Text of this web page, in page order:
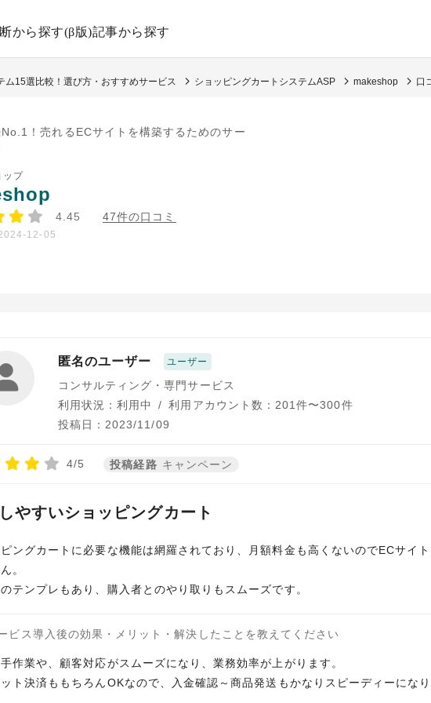
から探す(β版)記事から探す
ム15選比較！選び方・おすすめサービス ショッピングカートシステムASP makeshop 口
！売れるECサイトを構築するためのサー
ップ
4.45 47件の口コミ
12-05
匿名のユーザー ユーザー
コンサルティング・専門サービス
利用状況：利用中
/ 利用アカウント数：201件〜300件
投稿日：2023/11/09
4/5 投稿経路 キャンペーン
やすいショッピングカート
ングカートに必要な機能は網羅されており、月額料金も高くないのでECサイ
。
のテンプレもあり、購入者とのやり取りもスムーズです。
ビス導入後の効果・メリット・解決したことを教えてください
作業や、顧客対応がスムーズになり、業務効率が上がります。
ト決済ももちろんOKなので、入金確認～商品発送もかなりスピーディーになり